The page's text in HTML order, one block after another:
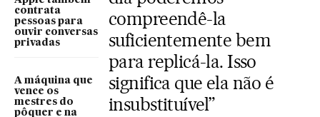
contrata
pessoas para
ouvir conversas
privadas
A máquina que
vence os
mestres do
pôquer e na
compreendê-la
suficientemente bem
para replicá-la. Isso
significa que ela não é
insubstituível”